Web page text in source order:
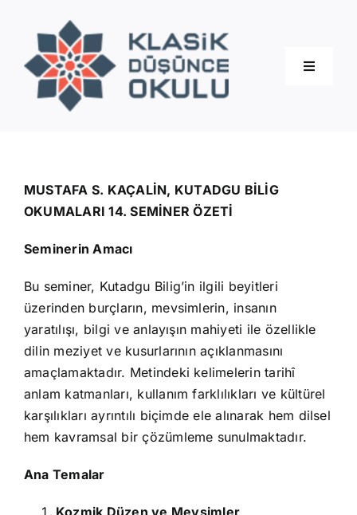
content
Toggle
Eğitimler
İletişim
MUSTAFA S. KAÇALİN, KUTADGU BİLİG
OKUMALARI 14. SEMİNER ÖZETİ
Seminerin Amacı
Bu seminer, Kutadgu Bilig’in ilgili beyitleri
üzerinden burçların, mevsimlerin, insanın
yaratılışı, bilgi ve anlayışın mahiyeti ile özellikle
dilin meziyet ve kusurlarının açıklanmasını
amaçlamaktadır. Metindeki kelimelerin tarihî
anlam katmanları, kullanım farklılıkları ve kültürel
karşılıkları ayrıntılı biçimde ele alınarak hem dilsel
hem kavramsal bir çözümleme sunulmaktadır.
Ana Temalar